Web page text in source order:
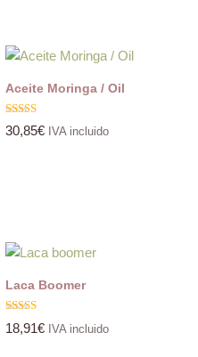
Aceite Moringa / Oil
Valorado
con
30,85€ IVA incluido
Laca Boomer
Valorado
con
18,91€ IVA incluido